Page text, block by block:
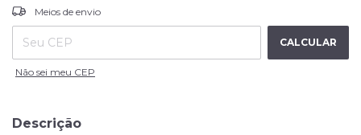
Entregas para o CEP:
Meios de envio
CALCULAR
Não sei meu CEP
Descrição